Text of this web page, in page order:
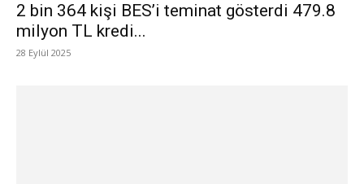
2 bin 364 kişi BES’i teminat gösterdi 479.8
milyon TL kredi...
28 Eylül 2025